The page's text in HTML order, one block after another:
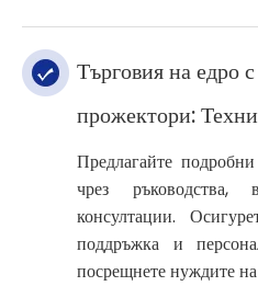
Търговия на едро
прожектори:
Предлагайте
чрез ръководства,
консултации.
поддръжка и
посрещнете нуждите